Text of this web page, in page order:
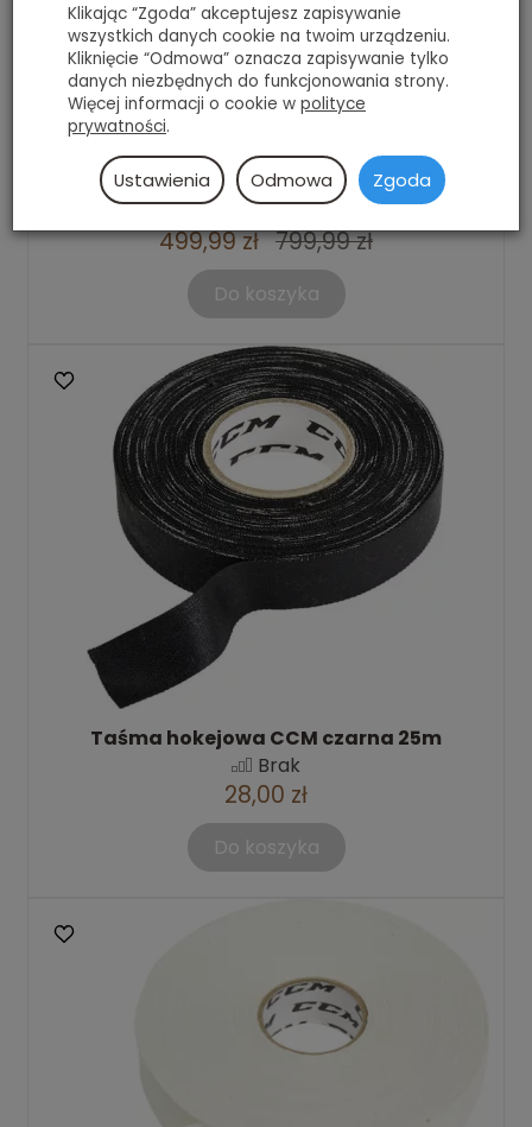
Zestaw dziecięcy CCM Pełen komplet
Brak
499,99 zł 799,99 zł
Do koszyka
Taśma hokejowa CCM czarna 25m
Brak
28,00 zł
Do koszyka
Klikając “Zgoda” akceptujesz zapisywanie
wszystkich danych cookie na twoim urządzeniu.
Kliknięcie “Odmowa” oznacza zapisywanie tylko
danych niezbędnych do funkcjonowania strony.
Więcej informacji o cookie w polityce
prywatności.
Ustawienia Odmowa Zgoda